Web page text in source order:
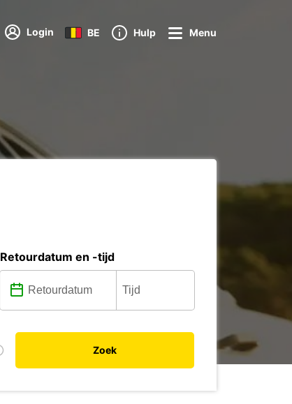
Login BE Hulp Menu
Retourdatum en -tijd
Zoek